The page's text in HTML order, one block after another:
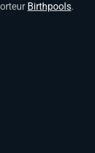
Birthpools.